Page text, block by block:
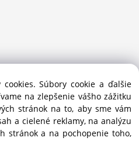
lyžovanie.
pomáhame športovcom
do mesta i hôr.
/ info@sansport.sk / All
Súbory cookie a ďalšie
na zlepšenie vášho zážitku
stránok na to, aby sme vám
a cielené reklamy, na analýzu
stránok a na pochopenie toho,